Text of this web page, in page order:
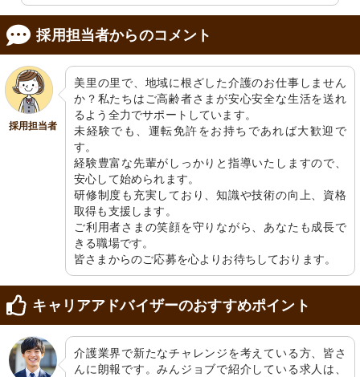
洗面台・洗濯室
整理された清潔な空間には最新の洗濯
機があり、快適にご利用いただけま
手すり付きのバスタブで安全に配慮さ
れ、清潔な空間が保たれています。
穏やかな光が差し込む空間に、佇む低
いテーブルが和やかな雰囲気を醸し出
しています。
安全な手すり付きで、入浴時のアシス
トに配慮された清潔な浴室です。
採用担当者からのコメント
採用担当者
美里の里で、地域に根ざした介護のお仕事しません
か？私たちはご高齢者さまが安心安全な生活を送れ
るよう全力でサポートしています。
未経験でも、運転免許をお持ちであれば大歓迎で
す。
経験豊富な先輩がしっかりと指導いたしますので、
安心して始められます。
研修制度も充実しており、知識や技術の向上、資格
取得も支援します。
ご利用者さまの笑顔を守りながら、あなたも成長で
きる職場です。
皆さまからのご応募を心よりお待ちしております。
キャリアアドバイザーのおすすめポイント
介護業界で新たなチャレンジを考えている方、皆さ
んに朗報です。みんジョブで紹介している求人は、